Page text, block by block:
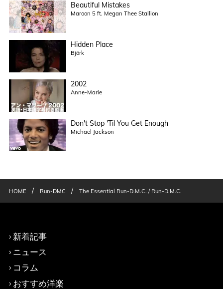
Beautiful Mistakes
Maroon 5 ft. Megan Thee Stallion
Hidden Place
Björk
2002
Anne-Marie
Don't Stop 'Til You Get Enough
Michael Jackson
HOME / Run-DMC / The Essential Run-D.M.C. / Run-D.M.C.
新着記事
ニュース
コラム
おすすめ洋楽